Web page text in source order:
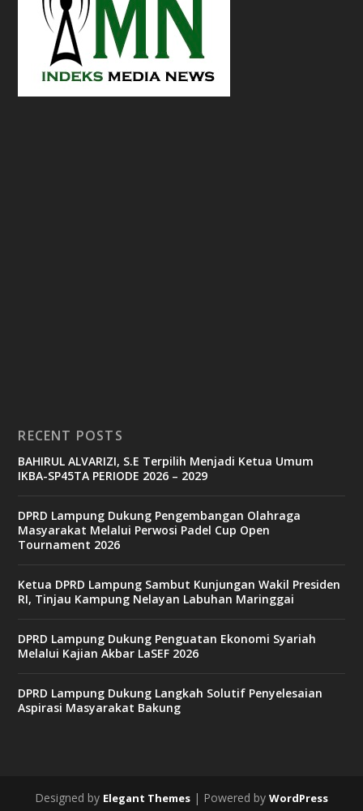
RECENT POSTS
BAHIRUL ALVARIZI, S.E Terpilih Menjadi Ketua Umum
IKBA-SP45TA PERIODE 2026 – 2029
DPRD Lampung Dukung Pengembangan Olahraga
Masyarakat Melalui Perwosi Padel Cup Open
Tournament 2026
Ketua DPRD Lampung Sambut Kunjungan Wakil Presiden
RI, Tinjau Kampung Nelayan Labuhan Maringgai
DPRD Lampung Dukung Penguatan Ekonomi Syariah
Melalui Kajian Akbar LaSEF 2026
DPRD Lampung Dukung Langkah Solutif Penyelesaian
Aspirasi Masyarakat Bakung
Designed by Elegant Themes | Powered by WordPress